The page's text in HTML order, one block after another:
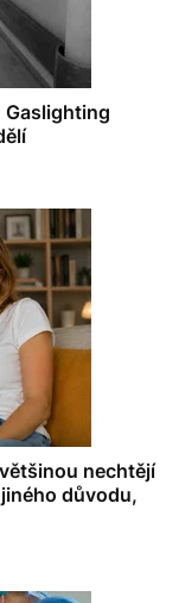
Gaslighting
nechtějí
důvodu,